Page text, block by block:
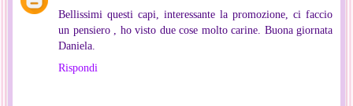
Bellissimi questi capi, interessante la promozione, ci faccio
un pensiero , ho visto due cose molto carine. Buona giornata
Daniela.
Rispondi